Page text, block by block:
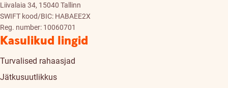
Liivalaia 34, 15040 Tallinn
SWIFT kood/BIC: HABAEE2X
Reg. number: 10060701
Kasulikud lingid
Turvalised rahaasjad
Jätkusuutlikkus